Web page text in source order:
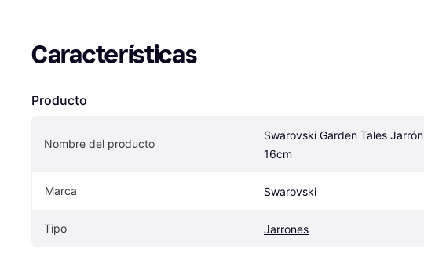
Características
Producto
Nombre del producto
Swarovski Garden Tales Jarrón
16cm
Marca Swarovski
Tipo Jarrones